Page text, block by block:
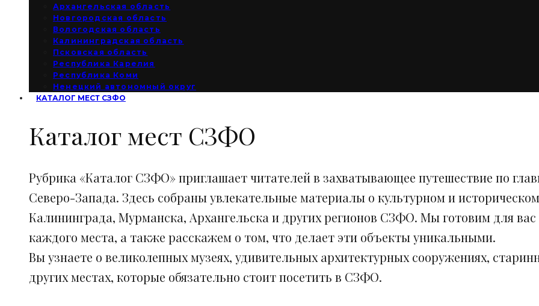
Архангельская область
Новгородская область
Вологодская область
Калининградская область
Псковская область
Республика Карелия
Республика Коми
Ненецкий автономный округ
КАТАЛОГ МЕСТ СЗФО
Каталог мест СЗФО
Рубрика «Каталог СЗФО» приглашает читателей в захватывающее путешествие по
Северо-Запада. Здесь собраны увлекательные материалы о культурном и
Калининграда, Мурманска, Архангельска и других регионов СЗФО. Мы готовим для
каждого места, а также расскажем о том, что делает эти объекты уникальными.
Вы узнаете о великолепных музеях, удивительных архитектурных сооружениях,
других местах, которые обязательно стоит посетить в СЗФО.